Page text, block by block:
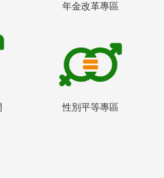
年金改革專區
性別平等專區